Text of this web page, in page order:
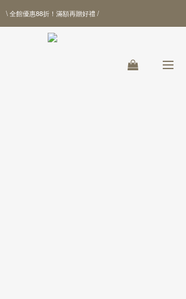
\ 全館優惠88折！滿額再贈好禮 /
\ 全館優惠88折！滿額再贈好禮 /
【北港武德宮聯名商品】全新上線